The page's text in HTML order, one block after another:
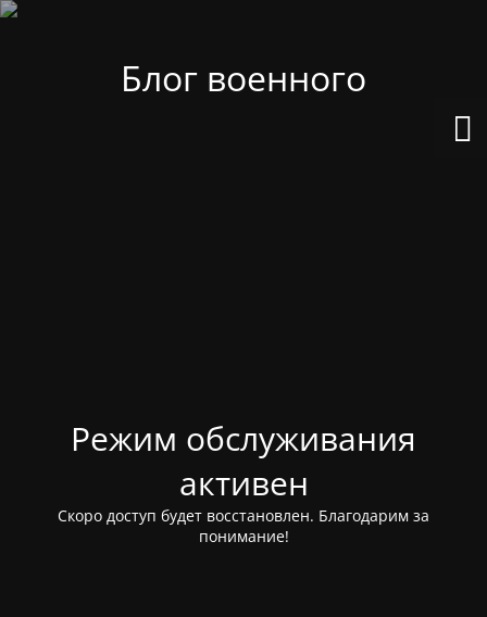
Блог военного
Режим обслуживания
активен
Скоро доступ будет восстановлен. Благодарим за
понимание!